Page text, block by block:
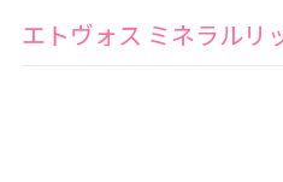
エトヴォス ミネラルリ